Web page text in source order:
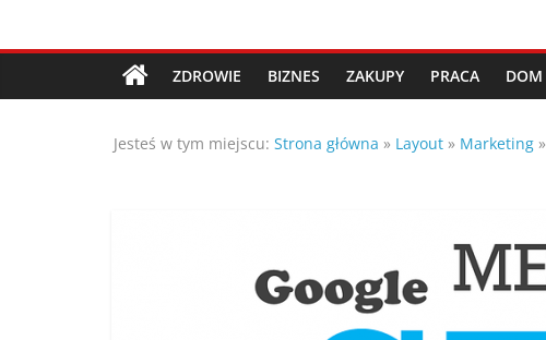
Porady,
wskazówki
oraz
ZDROWIE BIZNES ZAKUPY PRACA DOM
Jesteś w tym miejscu: Strona główna » Layout » Marketing »